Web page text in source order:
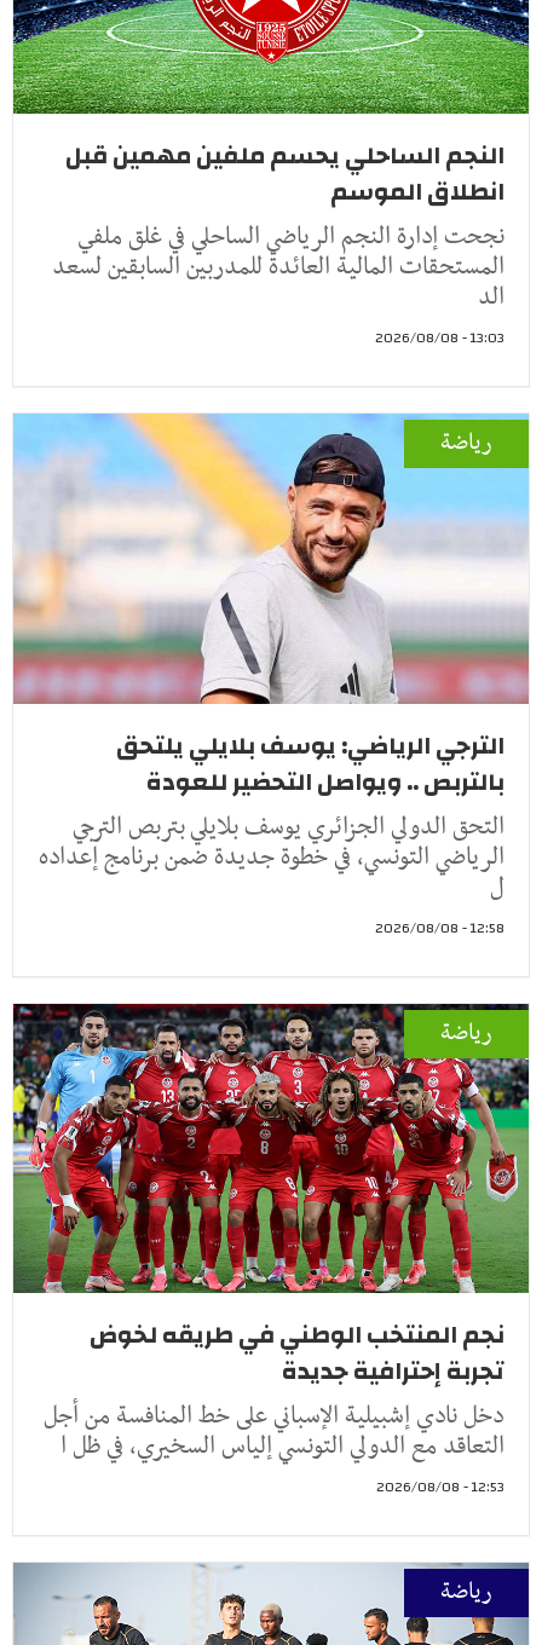
النجم الساحلي يحسم ملفين مهمين قبل
انطلاق الموسم
نجحت إدارة النجم الرياضي الساحلي في غلق ملفي
المستحقات المالية العائدة للمدربين السابقين لسعد
الد
13:03 - 2026/08/08
رياضة
الترجي الرياضي: يوسف بلايلي يلتحق
بالتربص .. ويواصل التحضير للعودة
التحق الدولي الجزائري يوسف بلايلي بتربص الترجي
الرياضي التونسي، في خطوة جديدة ضمن برنامج إعداده
ل
12:58 - 2026/08/08
رياضة
نجم المنتخب الوطني في طريقه لخوض
تجربة إحترافية جديدة
دخل نادي إشبيلية الإسباني على خط المنافسة من أجل
التعاقد مع الدولي التونسي إلياس السخيري، في ظل ا
12:53 - 2026/08/08
رياضة